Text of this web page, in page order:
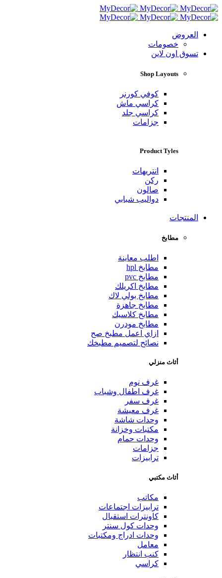
العروض
خصومات
تسوق اون لاين
Shop Layouts
كوفي كورنر
كراسي ماش
كراسي جلد
جزامات
Product Tyles
انتريهات
ركن
صالون
دواليب شبابي
المنتجات
مطابخ
اطلب معاينة
مطابخ hpl
مطابخ pvc
مطابخ اكريلك
مطابخ بولي لاك
مطابخ جاهزة
مطابخ كلاسيك
مطابخ مودرن
ازاي اعمل مطبخ صح
نصائح لتصميم مطبخك
أثاث منزلي
غرف نوم
غرف اطفال وشباب
غرف سفر
غرف معيشة
وحدات شاشة
مكتبات وخزانة
وحدات حمام
جزامات
ترابيزات
أثاث مكتبي
مكاتب
ترابيزات اجتماعات
كاونترات استقبال
وحدات كول سنتر
وحدات ادراج ومكتبات
معامل
كنب انتظار
كراسي